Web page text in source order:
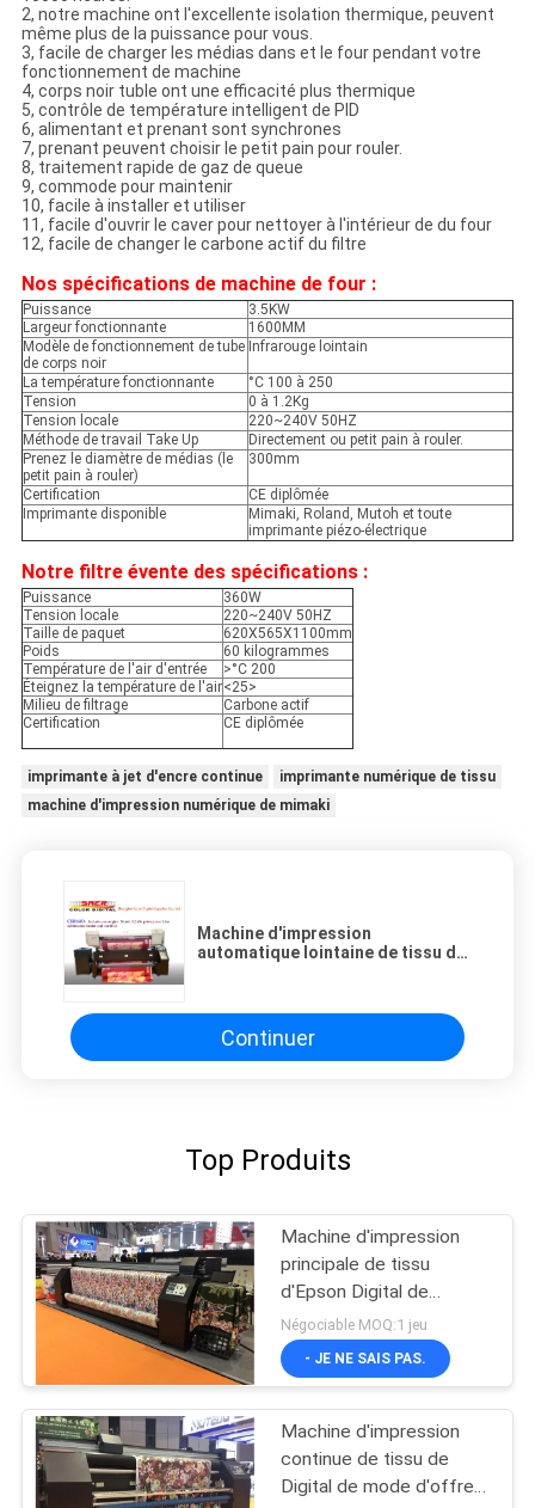
2, notre machine ont l'excellente isolation thermique, peuvent
même plus de la puissance pour vous.
3, facile de charger les médias dans et le four pendant votre
fonctionnement de machine
4, corps noir tuble ont une efficacité plus thermique
5, contrôle de température intelligent de PID
6, alimentant et prenant sont synchrones
7, prenant peuvent choisir le petit pain pour rouler.
8, traitement rapide de gaz de queue
9, commode pour maintenir
10, facile à installer et utiliser
11, facile d'ouvrir le caver pour nettoyer à l'intérieur de du four
12, facile de changer le carbone actif du filtre
Nos spécifications de machine de four :
Puissance
3.5KW
Largeur fonctionnante
1600MM
Modèle de fonctionnement de tube
de corps noir
Infrarouge lointain
La température fonctionnante
°C 100 à 250
Tension
0 à 1.2Kg
Tension locale
220~240V 50HZ
Méthode de travail Take Up
Directement ou petit pain à rouler.
Prenez le diamètre de médias (le
petit pain à rouler)
300mm
Certification
CE diplômée
Imprimante disponible
Mimaki, Roland, Mutoh et toute
imprimante piézo-électrique
Notre filtre évente des spécifications :
Puissance
360W
Tension locale
220~240V 50HZ
Taille de paquet
620X565X1100mm
Poids
60 kilogrammes
Température de l'air d'entrée
>°C 200
Éteignez la température de l'air<25>
Milieu de filtrage
Carbone actif
Certification
CE diplômée
imprimante à jet d'encre continue
imprimante numérique de tissu
machine d'impression numérique de mimaki
Machine d'impression
automatique lointaine de tissu de
Continuer
Top Produits
Machine d'impression
principale de tissu
d'Epson Digital de
couleur de CMYK quatre
Négociable MOQ:1 jeu
- JE NE SAIS PAS.
Machine d'impression
continue de tissu de
Digital de mode d'offre